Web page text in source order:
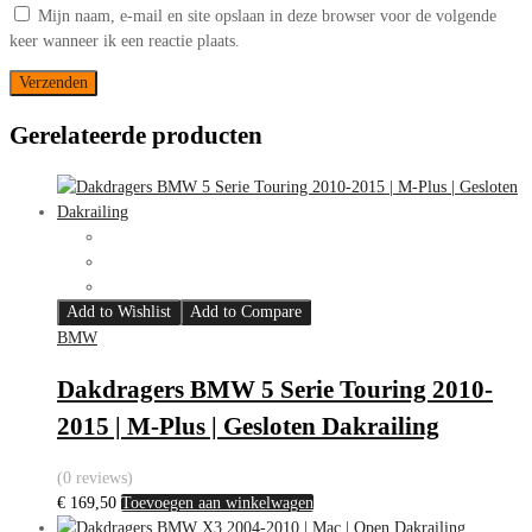
Mijn naam, e-mail en site opslaan in deze browser voor de volgende
keer wanneer ik een reactie plaats.
Gerelateerde producten
Add to Wishlist
Add to Compare
BMW
Dakdragers BMW 5 Serie Touring 2010-
2015 | M-Plus | Gesloten Dakrailing
(0 reviews)
€ 169,50 Toevoegen aan winkelwagen